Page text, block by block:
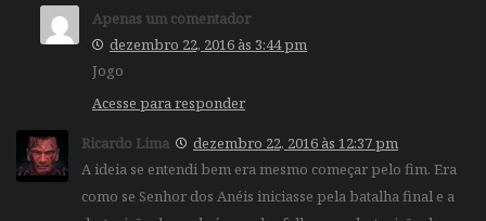
Apenas um comentador
dezembro 22, 2016 às 3:44 pm
Jogo
Acesse para responder
Ricardo Lima
dezembro 22, 2016 às 12:37 pm
A ideia se entendi bem era mesmo começar pelo fim. Era
como se Senhor dos Anéis iniciasse pela batalha final e a